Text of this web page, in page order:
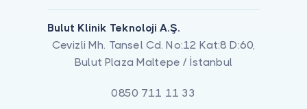
Bulut Klinik Teknoloji A.Ş.
Cevizli Mh. Tansel Cd. No:12 Kat:8 D:60,
Bulut Plaza Maltepe / İstanbul
0850 711 11 33